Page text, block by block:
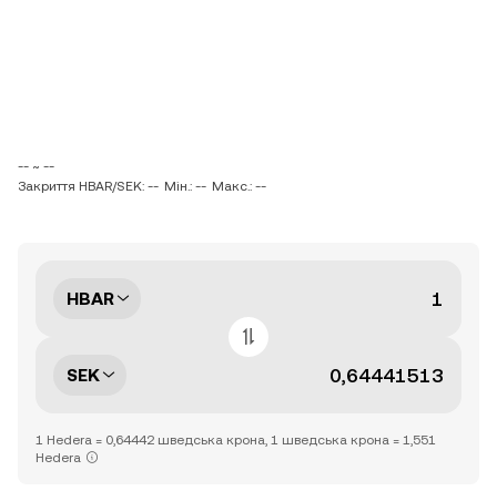
-- ~ --
Закриття HBAR/SEK: -- Мін.: -- Макс.: --
HBAR
SEK
1 Hedera = 0,64442 шведська крона, 1 шведська крона = 1,551
Hedera